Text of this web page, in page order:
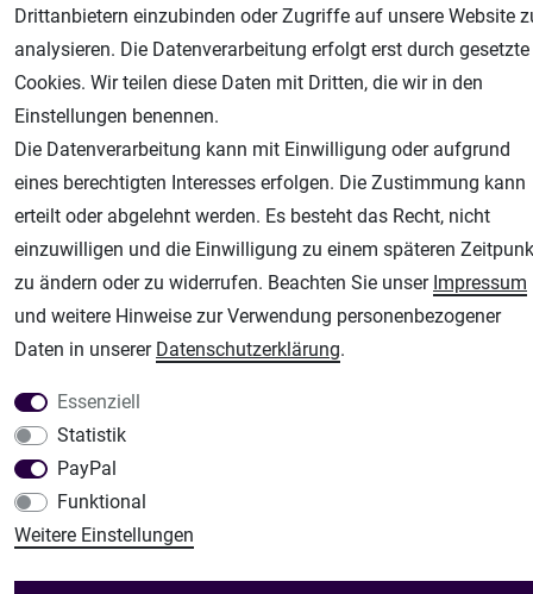
Unsere weiteren Shops:
Airbrush-City
Fachhandel für: Airbrushpistolen, Kompressoren, Airbrushfarben
Modellbau-City
Modellbau Shop
Plotter-City
Schneideplotter, Transferpressen, Siebdruck und Plotterfolien
Im Shop Kaufen
Küchen Zubehör - Haus/Garten - Tierbedarf
Drittanbietern einzubinden oder Zugriffe auf unsere Website
analysieren. Die Datenverarbeitung erfolgt erst durch gesetzte
Cookies. Wir teilen diese Daten mit Dritten, die wir in den
Einstellungen benennen.
Die Datenverarbeitung kann mit Einwilligung oder aufgrund
eines berechtigten Interesses erfolgen. Die Zustimmung kann
erteilt oder abgelehnt werden. Es besteht das Recht, nicht
einzuwilligen und die Einwilligung zu einem späteren
zu ändern oder zu widerrufen. Beachten Sie unser Impressum
und weitere Hinweise zur Verwendung personenbezogener
Daten in unserer Daten­schutz­erklärung.
Essenziell
Statistik
PayPal
Funktional
Weitere Einstellungen